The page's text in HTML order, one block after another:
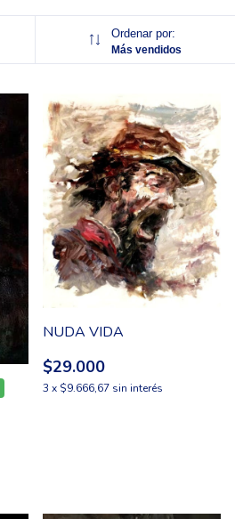
Ordenar por:
Más vendidos
NUDA VIDA
$29.000
3 x $9.666,67 sin interés